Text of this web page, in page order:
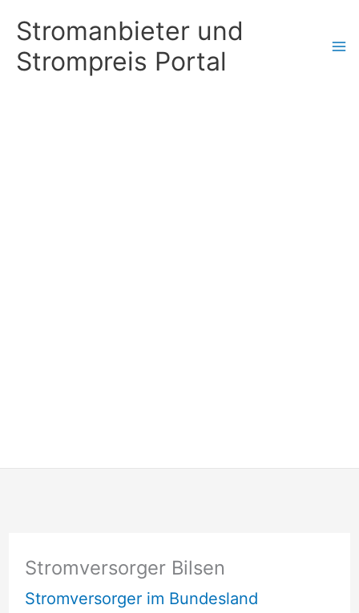
Inhalt
springen
Stromanbieter und
Strompreis Portal
Stromversorger Bilsen
Stromversorger im Bundesland